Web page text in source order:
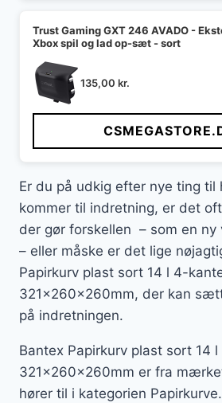
Trust Gaming GXT 246 AVADO -
Xbox spil og lad op-sæt - sort
135,00 kr.
Er du på udkig efter nye ting til
kommer til indretning, er det
der gør forskellen – som en ny
– eller måske er det lige
Papirkurv plast sort 14 l 4-
321x260x260mm, der kan
på indretningen.
Bantex Papirkurv plast sort 14
321x260x260mm er fra
hører til i kategorien